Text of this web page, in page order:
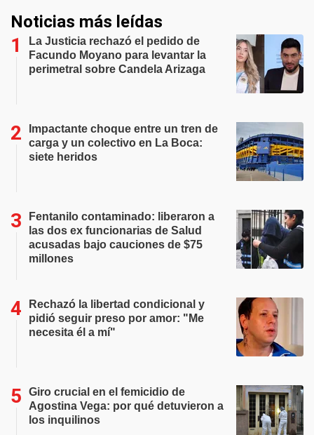
Noticias más leídas
La Justicia rechazó el pedido de
Facundo Moyano para levantar la
perimetral sobre Candela Arizaga
Impactante choque entre un tren de
carga y un colectivo en La Boca:
siete heridos
Fentanilo contaminado: liberaron a
las dos ex funcionarias de Salud
acusadas bajo cauciones de $75
millones
Rechazó la libertad condicional y
pidió seguir preso por amor: "Me
necesita él a mí"
Giro crucial en el femicidio de
Agostina Vega: por qué detuvieron a
los inquilinos